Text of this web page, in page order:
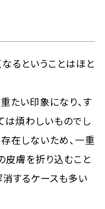
るということはほと
たい印象になり、す
は煩わしいものでし
在しないため、一重
膚を折り込むこと
消するケースも多い